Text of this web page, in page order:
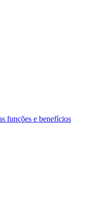
funções e benefícios